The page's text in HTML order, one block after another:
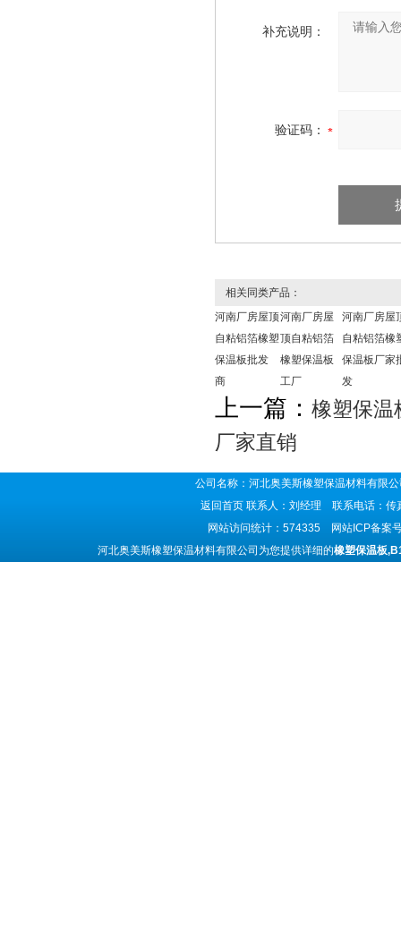
补充说明：
验证码：
相关同类产品：
河南厂房屋顶
自粘铝箔橡塑
保温板批发
商
河南厂房屋
顶自粘铝箔
橡塑保温板
工厂
河南厂房屋
自粘铝箔橡
保温板厂家
发
上一篇： 橡塑保温
厂家直销
公司名称：河北奥美斯橡塑保温材料有
返回首页 联系人：刘经理 联系电话：
网站访问统计：574335 网站ICP备案
河北奥美斯橡塑保温材料有限公司为您提供详细的橡塑保温板